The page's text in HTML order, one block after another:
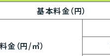
基本料金（円）
金（円/㎥）